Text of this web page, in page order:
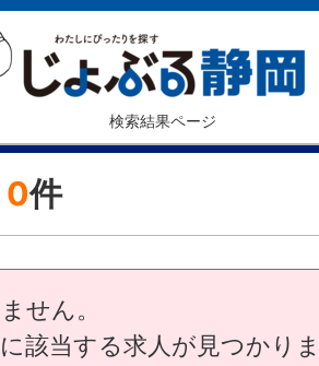
検索結果ページ
0件
せん。
該当する求人が見つかり